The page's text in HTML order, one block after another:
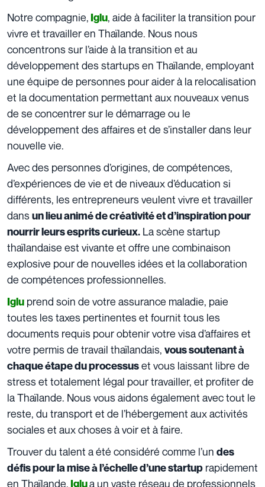
Notre compagnie,Iglu, aide à faciliter la transition pour
vivre et travailler en Thaïlande. Nous nous
concentrons sur l’aide à la transition et au
développement des startups en Thaïlande, employant
une équipe de personnes pour aider à la relocalisation
et la documentation permettant aux nouveaux venus
de se concentrer sur le démarrage ou le
développement des affaires et de s’installer dans leur
nouvelle vie.
Avec des personnes d’origines, de compétences,
d’expériences de vie et de niveaux d’éducation si
différents, les entrepreneurs veulent vivre et travailler
dansun lieu animé de créativité et d’inspiration pour
nourrir leurs esprits curieux. La scène startup
thaïlandaise est vivante et offre une combinaison
explosive pour de nouvelles idées et la collaboration
de compétences professionnelles.
Iglu prend soin de votre assurance maladie, paie
toutes les taxes pertinentes et fournit tous les
documents requis pour obtenir votre visa d’affaires et
votre permis de travail thaïlandais, vous soutenant à
chaque étape du processuset vous laissant libre de
stress et totalement légal pour travailler, et profiter de
la Thaïlande. Nous vous aidons également avec tout le
reste, du transport et de l’hébergement aux activités
sociales et aux choses à voir et à faire.
Trouver du talent a été considéré comme l’un des
défis pour la mise à l’échelle d’une startup rapidement
en Thaïlande.Iglua un vaste réseau de professionnels